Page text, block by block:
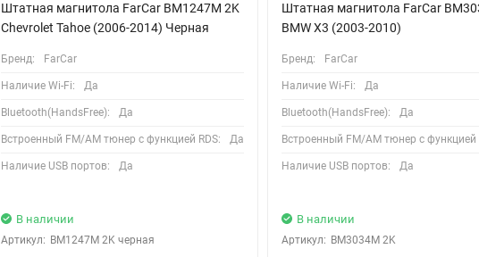
Штатная магнитола FarCar BM1247M 2K
Chevrolet Tahoe (2006-2014) Черная
Бренд: FarCar
Наличие Wi-Fi: Да
Bluetooth(HandsFree): Да
Встроенный FM/AM тюнер с функцией RDS: Да
Наличие USB портов: Да
В наличии
Артикул: BM1247M 2K черная
Штатная магнитола FarCar
BMW X3 (2003-2010)
Бренд: FarCar
Наличие Wi-Fi: Да
Bluetooth(HandsFree): Да
Встроенный FM/AM тюнер с функцией
Наличие USB портов: Да
В наличии
Артикул: BM3034M 2K